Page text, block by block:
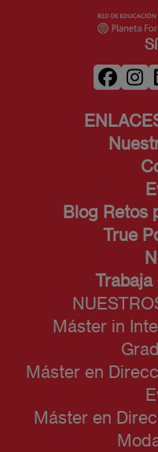
Blog Retos
True
Máster in
Máster en
Máster en